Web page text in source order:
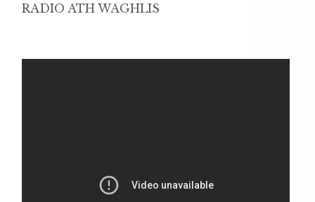
RADIO ATH WAGHLIS